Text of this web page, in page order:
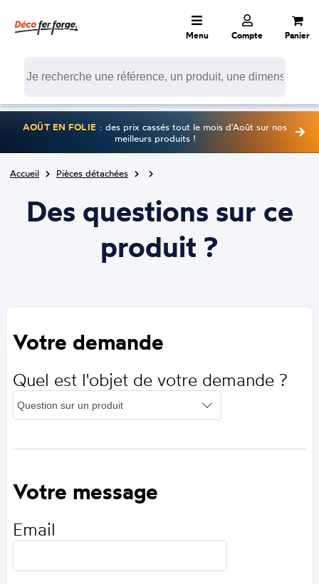
Menu Compte Panier
AOÛT EN FOLIE : des prix cassés tout le mois d'Août sur nos
meilleurs produits !
Accueil Pièces détachées
Des questions sur ce
produit ?
Votre demande
Quel est l'objet de votre demande ?
Votre message
Email